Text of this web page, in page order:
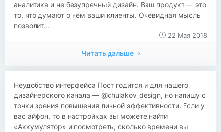
аналитика и не безупречный дизайн. Ваш продукт — это
то, что думают о нем ваши клиенты. Очевидная мысль
позволит...
22 Мая 2018
Читать дальше
Неудобство интерфейса Пост годится и для нашего
дизайнерского канала — @chulakov_design, но напишу с
точки зрения повышения личной эффективности. Если у
вас айфон, то в настройках вы можете найти
«Аккумулятор» и посмотреть, сколько времени вы